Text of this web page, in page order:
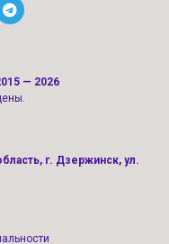
— 2026
г. Дзержинск, ул.